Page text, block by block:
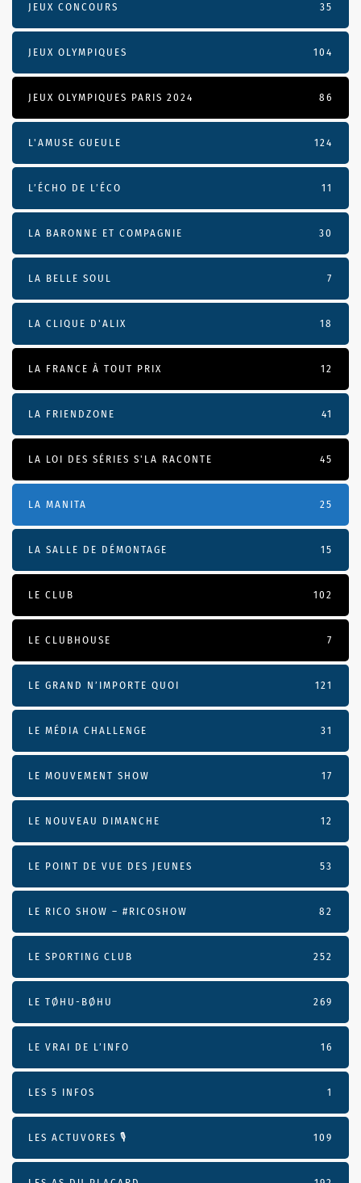
JEUX CONCOURS 35
JEUX OLYMPIQUES 104
JEUX OLYMPIQUES PARIS 2024 86
L'AMUSE GUEULE 124
L’ÉCHO DE L’ÉCO 11
LA BARONNE ET COMPAGNIE 30
LA BELLE SOUL 7
LA CLIQUE D'ALIX 18
LA FRANCE À TOUT PRIX 12
LA FRIENDZONE 41
LA LOI DES SÉRIES S'LA RACONTE 45
LA MANITA 25
LA SALLE DE DÉMONTAGE 15
LE CLUB 102
LE CLUBHOUSE 7
LE GRAND N’IMPORTE QUOI 121
LE MÉDIA CHALLENGE 31
LE MOUVEMENT SHOW 17
LE NOUVEAU DIMANCHE 12
LE POINT DE VUE DES JEUNES 53
LE RICO SHOW – #RICOSHOW 82
LE SPORTING CLUB 252
LE TØHU-BØHU 269
LE VRAI DE L’INFO 16
LES 5 INFOS 1
LES ACTUVORES 🎙 109